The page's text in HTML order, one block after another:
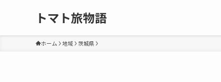
トマト旅物語
ホーム 地域 茨城県